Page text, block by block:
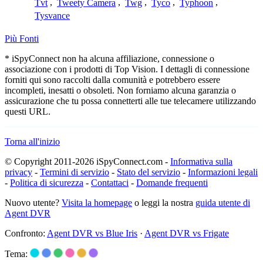
Tvt , Tweety Camera , Twg , Tyco , Typhoon ,
Tysvance
Più Fonti
* iSpyConnect non ha alcuna affiliazione, connessione o
associazione con i prodotti di Top Vision. I dettagli di connessione
forniti qui sono raccolti dalla comunità e potrebbero essere
incompleti, inesatti o obsoleti. Non forniamo alcuna garanzia o
assicurazione che tu possa connetterti alle tue telecamere utilizzando
questi URL.
Torna all'inizio
© Copyright 2011-2026 iSpyConnect.com - Informativa sulla
privacy - Termini di servizio - Stato del servizio - Informazioni legali
- Politica di sicurezza - Contattaci - Domande frequenti
Nuovo utente? Visita la homepage o leggi la nostra guida utente di
Agent DVR
Confronto: Agent DVR vs Blue Iris · Agent DVR vs Frigate
Tema: